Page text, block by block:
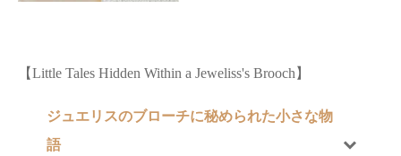
【Little Tales Hidden Within a Jeweliss's Brooch】
ジュエリスのブローチに秘められた小さな物
語